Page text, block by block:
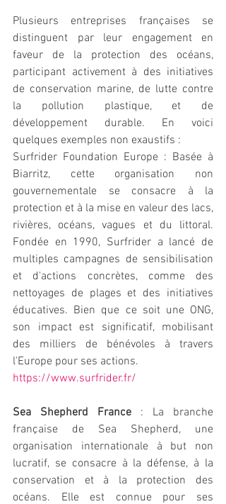
Plusieurs entreprises françaises se
distinguent par leur engagement en
faveur de la protection des océans,
participant activement à des initiatives
de conservation marine, de lutte contre
la pollution plastique, et de
développement durable. En voici
quelques exemples non exaustifs :
Surfrider Foundation Europe : Basée à
Biarritz, cette organisation non
gouvernementale se consacre à la
protection et à la mise en valeur des lacs,
rivières, océans, vagues et du littoral.
Fondée en 1990, Surfrider a lancé de
multiples campagnes de sensibilisation
et d'actions concrètes, comme des
nettoyages de plages et des initiatives
éducatives. Bien que ce soit une ONG,
son impact est significatif, mobilisant
des milliers de bénévoles à travers
l'Europe pour ses actions.
https://www.surfrider.fr/
Sea Shepherd France : La branche
française de Sea Shepherd, une
organisation internationale à but non
lucratif, se consacre à la défense, à la
conservation et à la protection des
océans. Elle est connue pour ses